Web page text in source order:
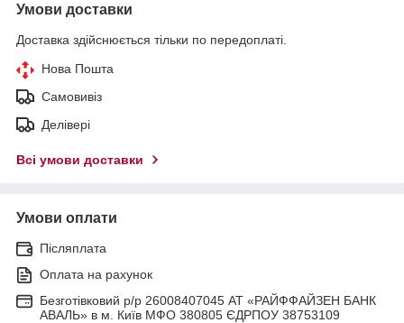
Умови доставки
Доставка здійснюється тільки по передоплаті.
Нова Пошта
Самовивіз
Делівері
Всі умови доставки
Умови оплати
Післяплата
Оплата на рахунок
Безготівковий р/р 26008407045 АТ «РАЙФФАЙЗЕН БАНК
АВАЛЬ» в м. Київ МФО 380805 ЄДРПОУ 38753109